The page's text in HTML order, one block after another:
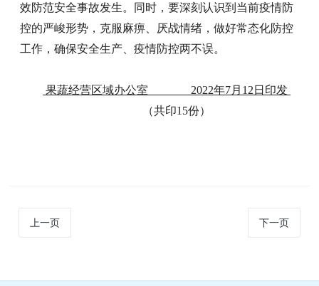
效防范安全事故发生。同时，要深刻认识到当前疫情防
控的严峻形势，克服麻痹、厌战情绪，做好常态化防控
工作，确保安全生产、疫情防控两不误。
果蔬经营区域办公室 2022年7月12日印发
（共印15份）
上一页 下一页